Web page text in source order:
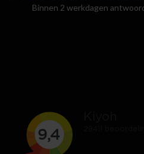
Binnen 2 werkdagen